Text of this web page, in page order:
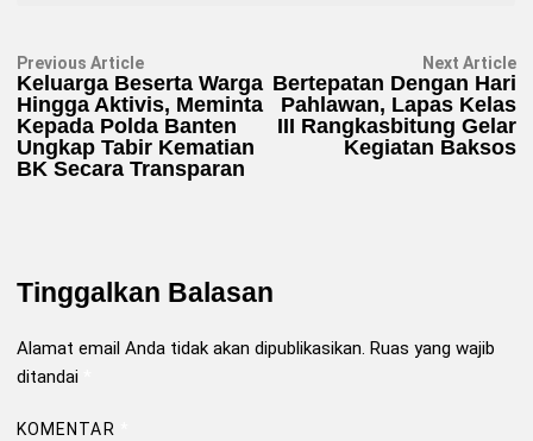
Navigasi
pos
Previous ArticlePrevious
article:
Keluarga Beserta Warga
Hingga Aktivis, Meminta
Kepada Polda Banten
Ungkap Tabir Kematian
BK Secara Transparan
Next Article
Bertepatan Dengan Hari
Pahlawan, Lapas Kelas
III Rangkasbitung Gelar
Kegiatan Baksos
Tinggalkan Balasan
Alamat email Anda tidak akan dipublikasikan. Ruas yang wajib
ditandai
KOMENTAR